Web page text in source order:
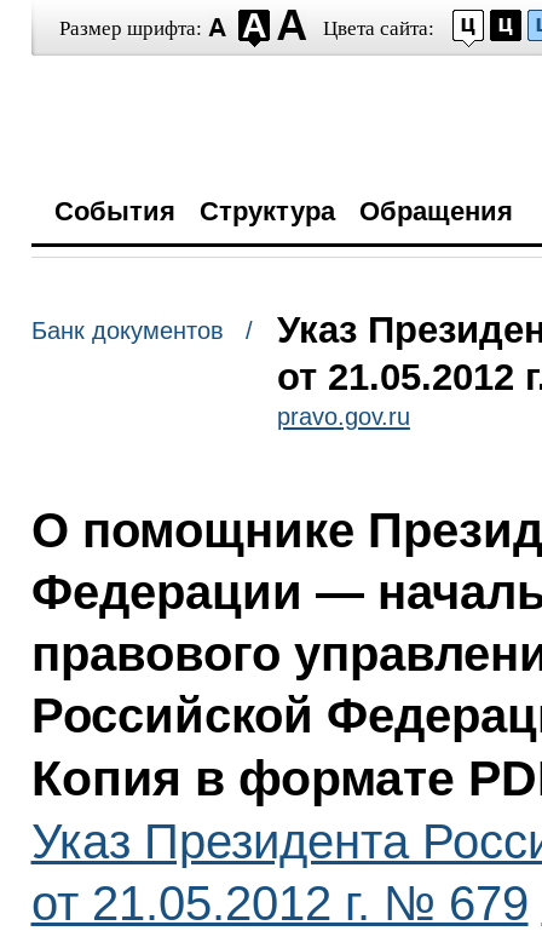
Размер шрифта: Цвета сайта:
События Структура Обращения
Банк документов /
Указ
от 21.05.2012
pravo.gov.ru
О помощнике
Федерации —
правового
Российской
Копия в формате
Указ Президента
от 21.05.2012 г. № 679